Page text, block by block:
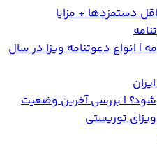
دستمزدها + مزایا
| انواع دعوتنامه ویزا در سال
10 ساله می‌شود؟ | بررسی آخرین وضعیت
ویزای توریستی